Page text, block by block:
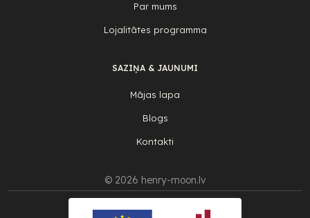
Par mums
Lojalitātes programma
SAZIŅA & JAUNUMI
Mājas lapa
Blogs
Kontakti
© 2026 henry-moon.lv